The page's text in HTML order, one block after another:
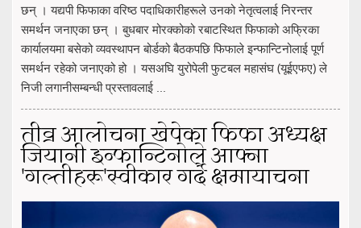
छन् । यद्यपी फिफाका वरिष्ठ पदाधिकारीहरूले उनको नेतृत्वलाई निरन्तर
समर्थन जनाएका छन् । बुधबार मोरक्कोको रबाटस्थित फिफाको अफ्रिका
कार्यालयमा बसेको व्यवस्थापन बोर्डको बैठकपछि फिफाले इन्फान्टिनोलाई पूर्ण
समर्थन रहेको जनाएको हो । यसअघि युरोपेली फुटबल महासंघ (यूईएफए) ले
निजी लगानीसम्बन्धी प्रस्तावलाई ...
तीव्र आलोचना खेपेका फिफा अध्यक्ष
जियानी इन्फान्टिनोले आफ्ना
'गल्तीहरू'स्वीकार गर्दै क्षमायाचना